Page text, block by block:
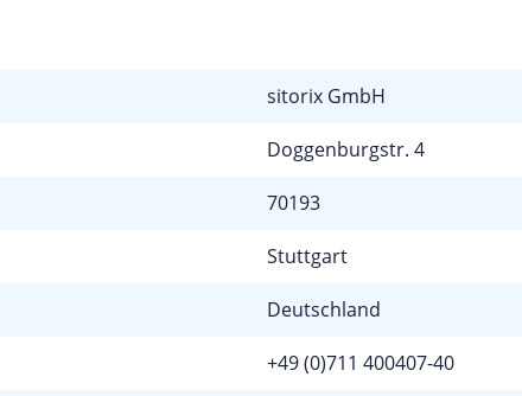
sitorix GmbH
Doggenburgstr. 4
70193
Stuttgart
Deutschland
+49 (0)711 400407-40